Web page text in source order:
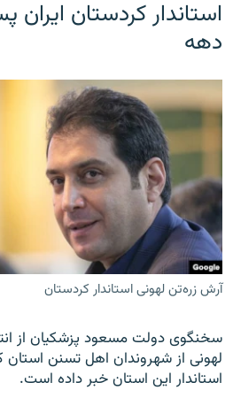
استاندار کردستان ایران
دهه
آرش زره‌تن لهونی استاندار کردستان
سخنگوی دولت مسعود پزشکیان از
لهونی از شهروندان اهل تسنن استان
استاندار این استان خبر داده است.